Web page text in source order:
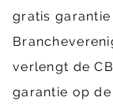
gratis
verlengt de
garantie op